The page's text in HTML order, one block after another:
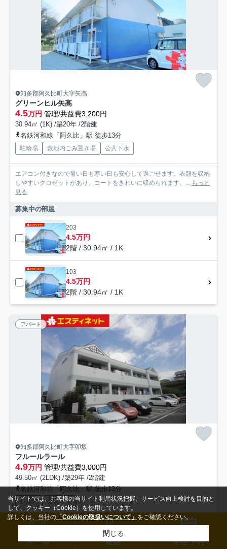
知多郡阿久比町大字矢高
グリーンヒル矢高
4.5万円 管理/共益費3,200円
30.94㎡ (1K) /築20年 /2階建
名鉄河和線「阿久比」駅 徒歩13分
駐輪場 敷地内ごみ置き場 公共下水
エアコン付きなので暑い日も寒い日も安心して過ごせます。衣類を収納
しやすいクロゼットがあり、コートをきれいに収められます。... もっと
見る
募集中の部屋
203
4.5万円
2階 / 30.94㎡ / 1K
103
4.5万円
2階 / 30.94㎡ / 1K
アパート
知多郡阿久比町大字卯坂
フルールラール
4.9万円 管理/共益費3,000円
49.50㎡ (2LDK) /築29年 /2階建
名鉄河和線「阿久比」駅 徒歩13分
駐輪場 公共下水
直接会わずにインターホン越しに来訪者を確認できるので、トラブルを
事前に回避しやすくなります。化粧品やスタイリング剤などを...
見るメール 電話 来店予約
当サイトでは、お客様の当サイト利用状況把握、サービス向上検討を目的と
して、クッキー（Cookie）を使用しています。
詳しくは、当社の 「Cookieの取扱いについて」 をご確認ください。
閉じる